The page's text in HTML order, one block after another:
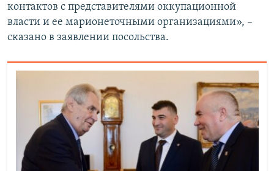
контактов с представителями оккупационной
власти и ее марионеточными организациями», –
сказано в заявлении посольства.